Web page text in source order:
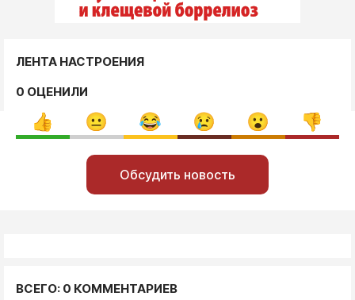
ЛЕНТА НАСТРОЕНИЯ
0 ОЦЕНИЛИ
Обсудить новость
ВСЕГО: 0 КОММЕНТАРИЕВ